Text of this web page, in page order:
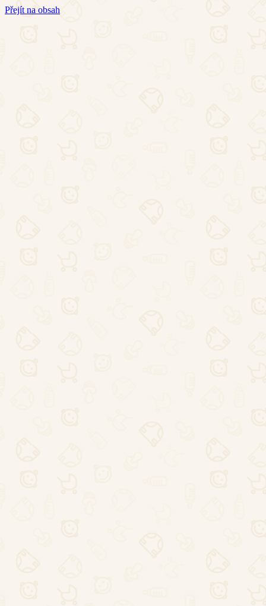
Přejít na obsah